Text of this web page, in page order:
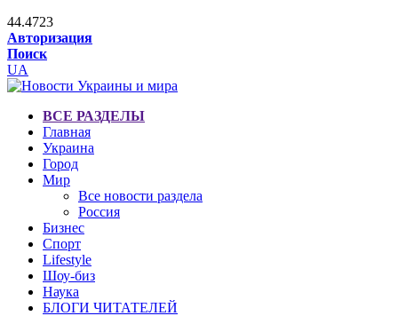
44.4723
Авторизация
Поиск
UA
ВСЕ РАЗДЕЛЫ
Главная
Украина
Город
Мир
Все новости раздела
Россия
Бизнес
Спорт
Lifestyle
Шоу-биз
Наука
БЛОГИ ЧИТАТЕЛЕЙ